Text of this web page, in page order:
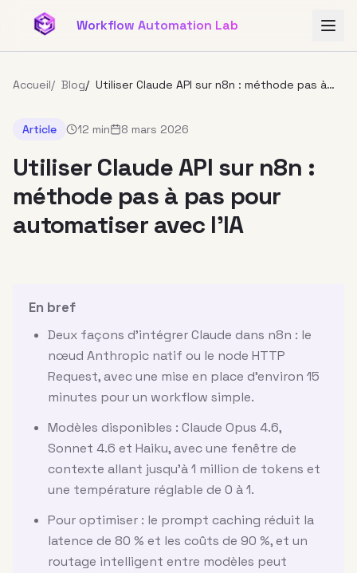
Aller au contenu principal
Workflow Automation Lab
Accueil/ Blog/ Utiliser Claude API sur n8n : méthode pas à
Article
12 min 8 mars 2026
Utiliser Claude API sur n8n :
méthode pas à pas pour
automatiser avec l’IA
En bref
Deux façons d'intégrer Claude dans n8n : le
nœud Anthropic natif ou le node HTTP
Request, avec une mise en place d'environ 15
minutes pour un workflow simple.
Modèles disponibles : Claude Opus 4.6,
Sonnet 4.6 et Haiku, avec une fenêtre de
contexte allant jusqu'à 1 million de tokens et
une température réglable de 0 à 1.
Pour optimiser : le prompt caching réduit la
latence de 80 % et les coûts de 90 %, et un
routage intelligent entre modèles peut